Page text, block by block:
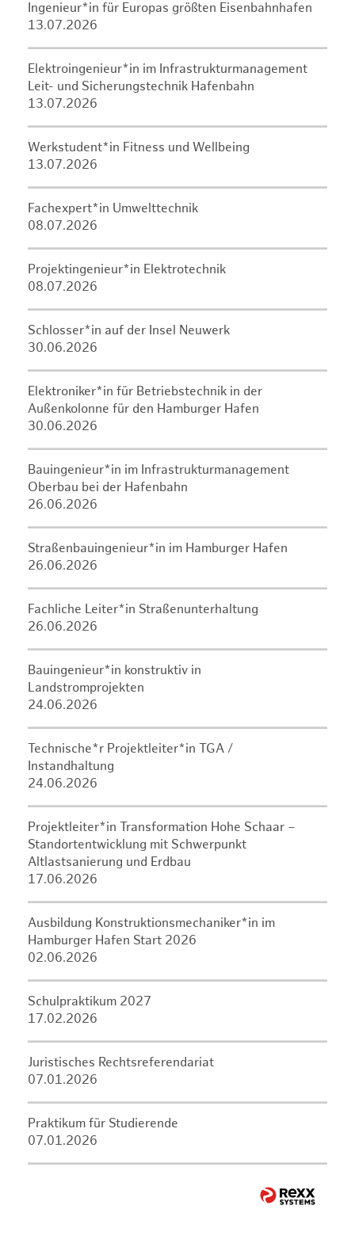
Ingenieur*in für Europas größten Eisenbahnhafen
13.07.2026
Elektroingenieur*in im Infrastrukturmanagement
Leit- und Sicherungstechnik Hafenbahn
13.07.2026
Werkstudent*in Fitness und Wellbeing
13.07.2026
Fachexpert*in Umwelttechnik
08.07.2026
Projektingenieur*in Elektrotechnik
08.07.2026
Schlosser*in auf der Insel Neuwerk
30.06.2026
Elektroniker*in für Betriebstechnik in der
Außenkolonne für den Hamburger Hafen
30.06.2026
Bauingenieur*in im Infrastrukturmanagement
Oberbau bei der Hafenbahn
26.06.2026
Straßenbauingenieur*in im Hamburger Hafen
26.06.2026
Fachliche Leiter*in Straßenunterhaltung
26.06.2026
Bauingenieur*in konstruktiv in
Landstromprojekten
24.06.2026
Technische*r Projektleiter*in TGA /
Instandhaltung
24.06.2026
Projektleiter*in Transformation Hohe Schaar –
Standortentwicklung mit Schwerpunkt
Altlastsanierung und Erdbau
17.06.2026
Ausbildung Konstruktionsmechaniker*in im
Hamburger Hafen Start 2026
02.06.2026
Schulpraktikum 2027
17.02.2026
Juristisches Rechtsreferendariat
07.01.2026
Praktikum für Studierende
07.01.2026